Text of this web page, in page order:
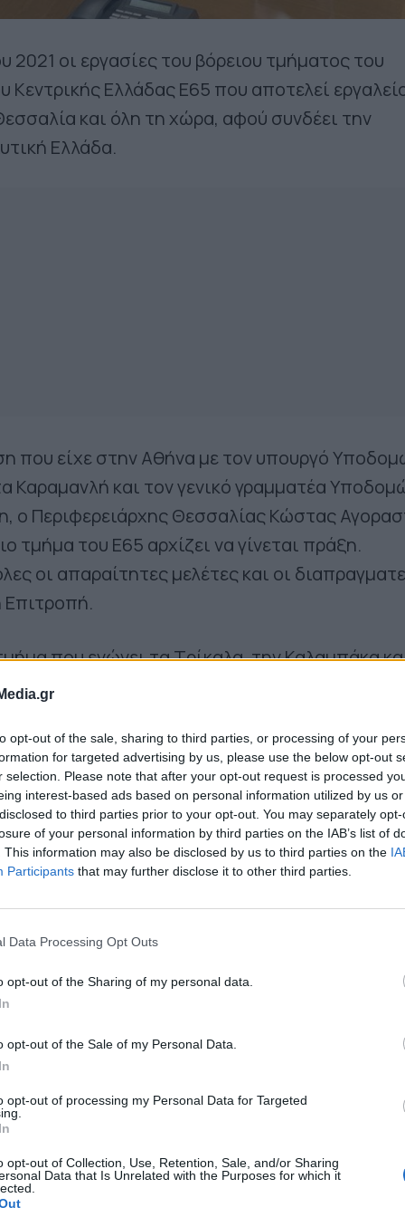
opt-out of the sale, sharing to third parties, or processing of your
for targeted advertising by us, please use the below opt-out
selection. Please note that after your opt-out request is processed
interest-based ads based on personal information utilized by us
to third parties prior to your opt-out. You may separately
of your personal information by third parties on the IAB’s list of
This information may also be disclosed by us to third parties on the
Participants that may further disclose it to other third parties.
Data Processing Opt Outs
opt-out of the Sharing of my personal data.
opt-out of the Sale of my Personal Data.
opt-out of processing my Personal Data for Targeted
opt-out of Collection, Use, Retention, Sale, and/or Sharing
Data that Is Unrelated with the Purposes for which it
2021 οι εργασίες του βόρειου τμήματος του
Κεντρικής Ελλάδας Ε65 που αποτελεί
και όλη τη χώρα, αφού συνδέει την
Ελλάδα.
που είχε στην Αθήνα με τον υπουργό
και τον γενικό γραμματέα
ο Περιφερειάρχης Θεσσαλίας Κώστας
τμήμα του Ε65 αρχίζει να γίνεται πράξη.
οι απαραίτητες μελέτες και οι
Επιτροπή.
που ενώνει τα Τρίκαλα, την Καλαμπάκα
Οδό, θα αρχίσει να υλοποιείται. Είναι μια
τη Θεσσαλία, μια εξέλιξη που δημιουργεί
περιοχή. Το βόρειο τμήμα του
διεξόδου προς τη Βόρεια Ελλάδα, την
Και ενώνει δυο από τα μεγαλύτερα
και της Ηγουμενίτσας. Πρόκειται για ένα
έργα της χώρας που αλλάζει το χάρτη
τον τουρισμό και την αγροτική